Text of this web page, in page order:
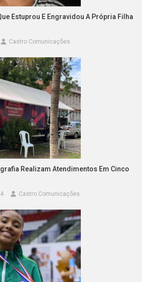
Estuprou E Engravidou A Própria Filha
Castro Comunicações
Realizam Atendimentos Em Cinco
Castro Comunicações